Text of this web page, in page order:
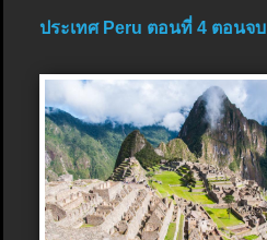
ประเทศ Peru ตอนที่ 4 ตอนจบ